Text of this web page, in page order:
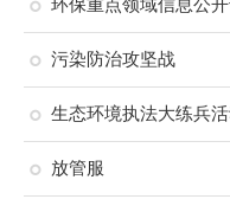
环保重点领域信息公
污染防治攻坚战
生态环境执法大练兵
放管服